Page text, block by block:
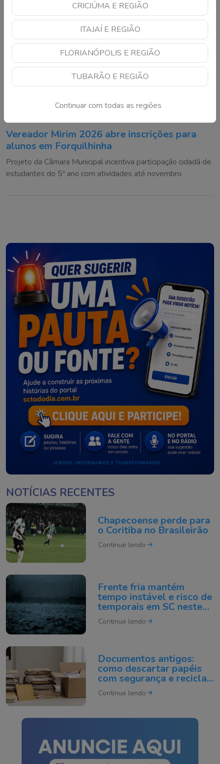
CRICIÚMA E REGIÃO
ITAJAÍ E REGIÃO
FLORIANÓPOLIS E REGIÃO
TUBARÃO E REGIÃO
Continuar com todas as regiões
Vereador Mirim 2026 abre inscrições para
alunos em Forquilhinha
Projeto da Câmara Municipal incentiva participação cidadã de
estudantes do 5º ano com atividades até novembro
NOTÍCIAS RECENTES
Chapecoense perde para
o Coritiba no Brasileirão
Continue lendo
Frente fria mantém
tempo instável e risco de
temporais em SC neste
domingo
Continue lendo
Documentos antigos:
como descartar papéis
com segurança e reciclar
do jeito certo
Continue lendo